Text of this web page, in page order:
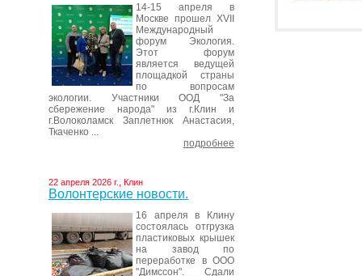
14-15 апреля в
Москве прошел XVII
Международный
форум Экология.
Этот форум
является ведущей
площадкой страны
по вопросам
экологии. Участники ООД "За
сбережение народа" из г.Клин и
г.Волоколамск Заплетнюк Анастасия,
Ткаченко ...
подробнее
22 апреля 2026 г., Клин
Волонтерские новости.
16 апреля в Клину
состоялась отгрузка
пластиковых крышек
на завод по
переработке в ООО
"Димссон". Сдали